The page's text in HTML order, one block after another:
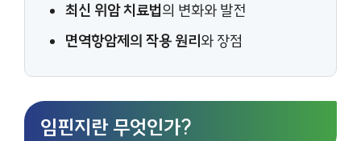
최신 위암 치료법의 변화와 발전
면역항암제의 작용 원리와 장점
임핀지란 무엇인가?